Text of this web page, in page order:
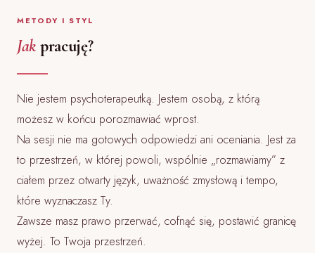
METODY I STYL
Jak pracuję?
Nie jestem psychoterapeutką. Jestem osobą, z którą
możesz w końcu porozmawiać wprost.
Na sesji nie ma gotowych odpowiedzi ani oceniania. Jest za
to przestrzeń, w której powoli, wspólnie „rozmawiamy” z
ciałem przez otwarty język, uważność zmysłową i tempo,
które wyznaczasz Ty.
Zawsze masz prawo przerwać, cofnąć się, postawić granicę
wyżej. To Twoja przestrzeń.